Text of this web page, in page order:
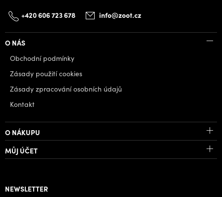
+420 606 723 678 info@zoot.cz
O NÁS
Obchodní podmínky
Zásady použití cookies
Zásady zpracování osobních údajů
Kontakt
O NÁKUPU
MŮJ ÚČET
NEWSLETTER